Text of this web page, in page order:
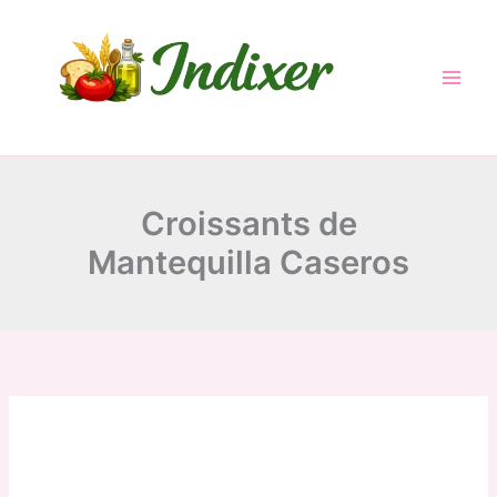
Croissants de
Mantequilla Caseros